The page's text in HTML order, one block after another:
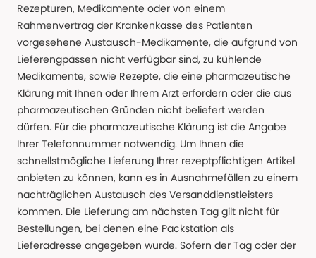
Rezepturen, Medikamente oder von einem
Rahmenvertrag der Krankenkasse des Patienten
vorgesehene Austausch-Medikamente, die aufgrund von
Lieferengpässen nicht verfügbar sind, zu kühlende
Medikamente, sowie Rezepte, die eine pharmazeutische
Klärung mit Ihnen oder Ihrem Arzt erfordern oder die aus
pharmazeutischen Gründen nicht beliefert werden
dürfen. Für die pharmazeutische Klärung ist die Angabe
Ihrer Telefonnummer notwendig. Um Ihnen die
schnellstmögliche Lieferung Ihrer rezeptpflichtigen Artikel
anbieten zu können, kann es in Ausnahmefällen zu einem
nachträglichen Austausch des Versanddienstleisters
kommen. Die Lieferung am nächsten Tag gilt nicht für
Bestellungen, bei denen eine Packstation als
Lieferadresse angegeben wurde. Sofern der Tag oder der